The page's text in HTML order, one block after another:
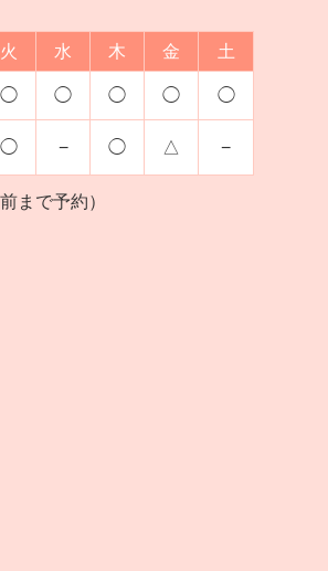
火 水 木 金 土
◯ ◯ ◯ ◯ ◯
◯ − ◯ △ −
まで予約）